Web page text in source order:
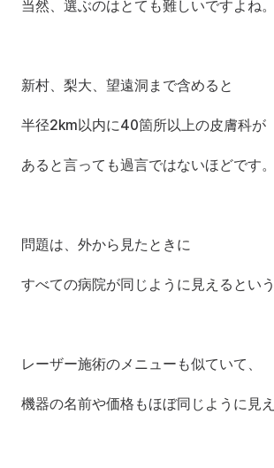
当然、選ぶのはとても難しいですよね。
新村、梨大、望遠洞まで含めると
半径2km以内に40箇所以上の皮膚科が
あると言っても過言ではないほどです。
問題は、外から見たときに
すべての病院が同じように見えるという
レーザー施術のメニューも似ていて、
機器の名前や価格もほぼ同じように見え